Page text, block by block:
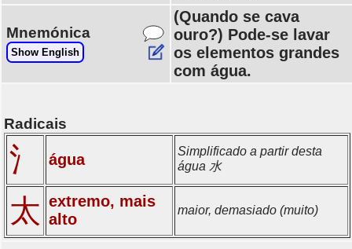
Mnemónica
Show English
(Quando se cava
ouro?) Pode-se lavar
os elementos grandes
com água.
Radicais
氵 água
Simplificado a partir desta
água 水
太 extremo, mais
alto
maior, demasiado (muito)